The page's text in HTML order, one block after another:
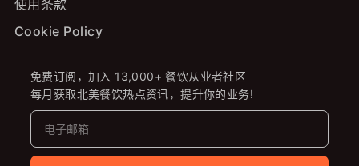
使用条款
Cookie Policy
免费订阅，加入 13,000+ 餐饮从业者社区
每月获取北美餐饮热点资讯，提升你的业务!